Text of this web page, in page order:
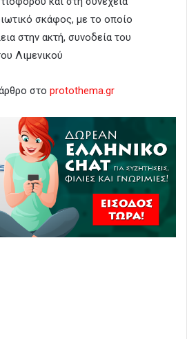
σκάφος, με το οποίο
στην ακτή, συνοδεία του
Λιμενικού
στο protothema.gr